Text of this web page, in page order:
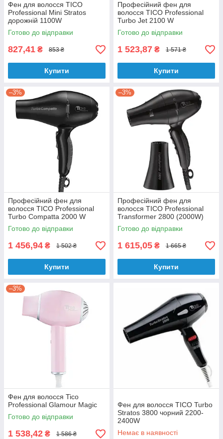
Фен для волосся TICO
Professional Mini Stratos
дорожній 1100W
Готово до відправки
827,41 ₴ 853 ₴
Купити
Професійний фен для
волосся TICO Professional
Turbo Jet 2100 W
Готово до відправки
1 523,87 ₴ 1 571 ₴
Купити
–3%
Професійний фен для
волосся TICO Professional
Turbo Compatta 2000 W
Готово до відправки
1 456,94 ₴ 1 502 ₴
Купити
–3%
Професійний фен для
волосся TICO Professional
Transformer 2800 (2000W)
Готово до відправки
1 615,05 ₴ 1 665 ₴
Купити
–3%
Фен для волосся Tico
Professional Glamour Magic
Готово до відправки
1 538,42 ₴ 1 586 ₴
Фен для волосся TICO Turbo
Stratos 3800 чорний 2200-
2400W
Немає в наявності